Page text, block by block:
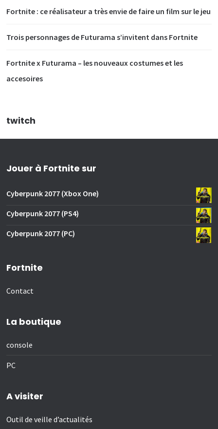
Fortnite : ce réalisateur a très envie de faire un film sur le jeu
Trois personnages de Futurama s’invitent dans Fortnite
Fortnite x Futurama – les nouveaux costumes et les
accesoires
twitch
Jouer à Fortnite sur
Cyberpunk 2077 (Xbox One)
Cyberpunk 2077 (PS4)
Cyberpunk 2077 (PC)
Fortnite
Contact
La boutique
console
PC
A visiter
Outil de veille d’actualités